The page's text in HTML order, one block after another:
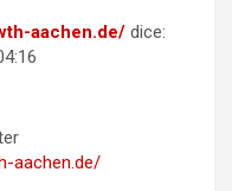
aachen.de/ dice:
aachen.de/